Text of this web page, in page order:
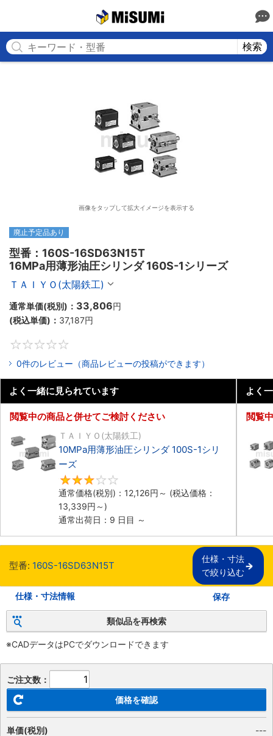
検索
画像をタップして拡大イメージを表示する
廃止予定品あり
型番：160S-16SD63N15T
16MPa用薄形油圧シリンダ 160S-1シリーズ
ＴＡＩＹＯ(太陽鉄工)
通常単価(税別)： 33,806円
(税込単価)： 37,187円
0件のレビュー（商品レビューの投稿ができます）
よく一緒に見られています
閲覧中の商品と併せてご検討ください
ＴＡＩＹＯ(太陽鉄工)
10MPa用薄形油圧シリンダ 100S-1シリ
ーズ
通常価格(税別)： 12,126円 ～ (税込価格：
13,339円 ～)
通常出荷日：9 日目 ～
よく
閲覧
型番: 160S-16SD63N15T
仕様・寸法
で絞り込む
仕様・寸法情報 保存
類似品を再検索
※CADデータはPCでダウンロードできます
ご注文数：
価格を確認
単価(税別) ---